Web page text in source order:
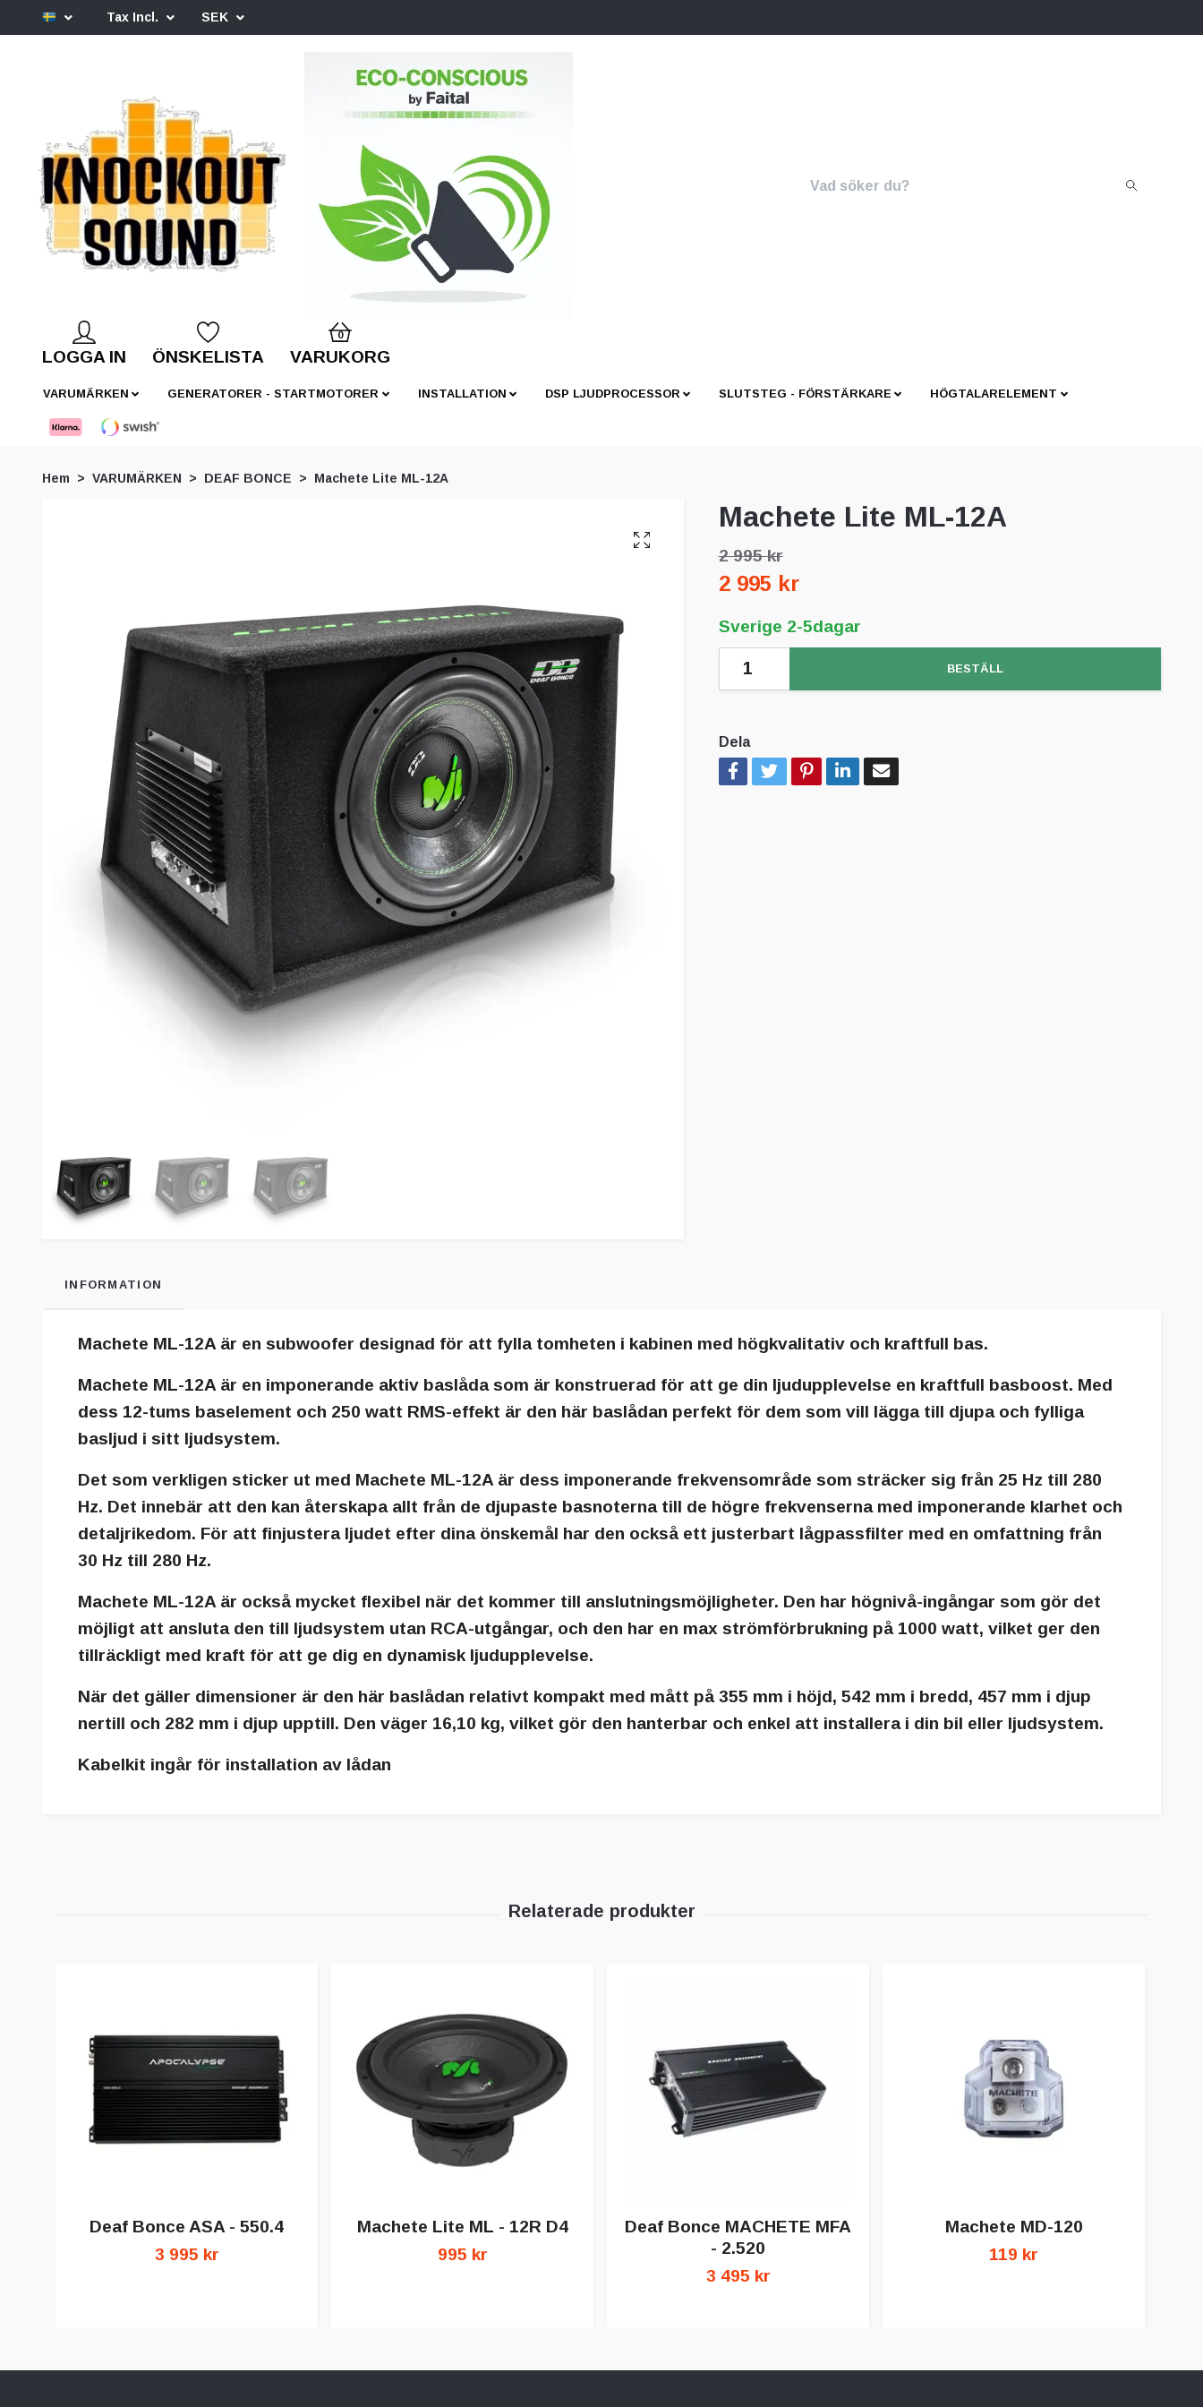
Tax Incl. SEK
LOGGA IN ÖNSKELISTA
0
VARUKORG
VARUMÄRKEN GENERATORER - STARTMOTORER INSTALLATION DSP LJUDPROCESSOR SLUTSTEG - FÖRSTÄRKARE HÖGTALARELEMENT
Hem VARUMÄRKEN DEAF BONCE Machete Lite ML-12A
Machete Lite ML-12A
2 995 kr
2 995 kr
Sverige 2-5dagar
BESTÄLL
Dela
INFORMATION
Machete ML-12A är en subwoofer designad för att fylla tomheten i kabinen med högkvalitativ och kraftfull bas.
Machete ML-12A är en imponerande aktiv baslåda som är konstruerad för att ge din ljudupplevelse en kraftfull basboost. Med
dess 12-tums baselement och 250 watt RMS-effekt är den här baslådan perfekt för dem som vill lägga till djupa och fylliga
basljud i sitt ljudsystem.
Det som verkligen sticker ut med Machete ML-12A är dess imponerande frekvensområde som sträcker sig från 25 Hz till 280
Hz. Det innebär att den kan återskapa allt från de djupaste basnoterna till de högre frekvenserna med imponerande klarhet och
detaljrikedom. För att finjustera ljudet efter dina önskemål har den också ett justerbart lågpassfilter med en omfattning från
30 Hz till 280 Hz.
Machete ML-12A är också mycket flexibel när det kommer till anslutningsmöjligheter. Den har högnivå-ingångar som gör det
möjligt att ansluta den till ljudsystem utan RCA-utgångar, och den har en max strömförbrukning på 1000 watt, vilket ger den
tillräckligt med kraft för att ge dig en dynamisk ljudupplevelse.
När det gäller dimensioner är den här baslådan relativt kompakt med mått på 355 mm i höjd, 542 mm i bredd, 457 mm i djup
nertill och 282 mm i djup upptill. Den väger 16,10 kg, vilket gör den hanterbar och enkel att installera i din bil eller ljudsystem.
Kabelkit ingår för installation av lådan
Deaf Bonce ASA - 550.4
3 995 kr
Machete Lite ML - 12R D4
995 kr
Deaf Bonce MACHETE MFA
- 2.520
3 495 kr
Machete MD-120
119 kr